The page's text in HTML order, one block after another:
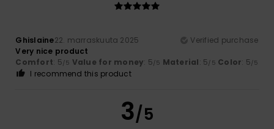
Ghislaine22. marraskuuta 2025
Verified purchase
Very nice product
Comfort: 5/5 Value for money: 5/5 Material: 5/5 Color: 5/5
I recommend this product
3/5